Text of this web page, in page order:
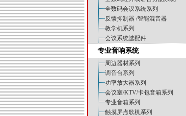
全数码会议系统系列
反馈抑制器 /智能混音器
教学机系列
会议系统选配件
专业音响系统
周边器材系列
调音台系列
功率放大器系列
会议室/KTV/卡包音箱系列
专业音箱系列
触摸屏点歌机系列